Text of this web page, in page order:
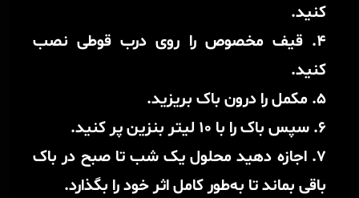
کنید.
4. قیف مخصوص را روی درب قوطی نصب
کنید.
5. مکمل را درون باک بریزید.
6. سپس باک را با 10 لیتر بنزین پر کنید.
7. اجازه دهید محلول یک شب تا صبح در باک
باقی بماند تا به‌طور کامل اثر خود را بگذارد.